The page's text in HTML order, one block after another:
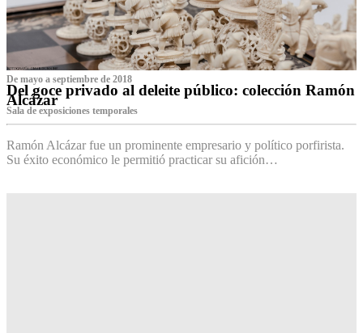
De mayo a septiembre de 2018
Del goce privado al deleite público: colección Ramón
Alcázar
Sala de exposiciones temporales
Ramón Alcázar fue un prominente empresario y político porfirista.
Su éxito económico le permitió practicar su afición…